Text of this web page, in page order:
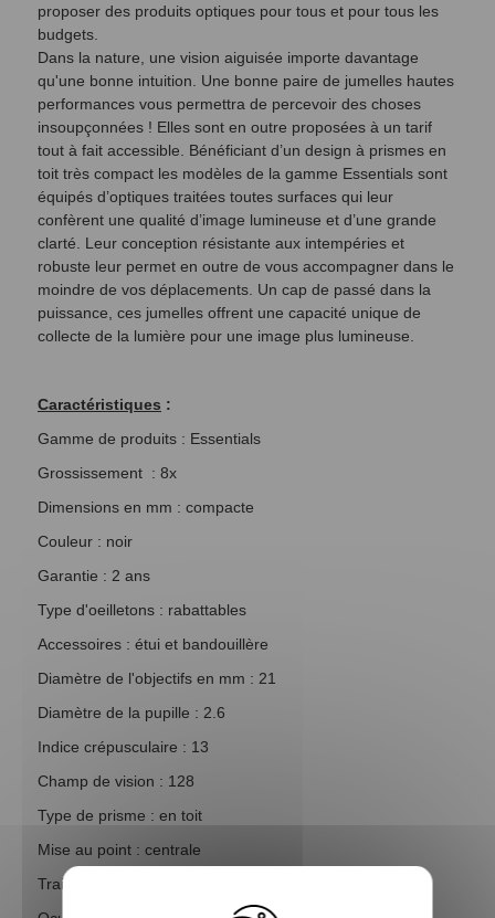
proposer des produits optiques pour tous et pour tous les
budgets.
Dans la nature, une vision aiguisée importe davantage
qu'une bonne intuition. Une bonne paire de jumelles hautes
performances vous permettra de percevoir des choses
insoupçonnées ! Elles sont en outre proposées à un tarif
tout à fait accessible. Bénéficiant d’un design à prismes en
toit très compact les modèles de la gamme Essentials sont
équipés d’optiques traitées toutes surfaces qui leur
confèrent une qualité d’image lumineuse et d’une grande
clarté. Leur conception résistante aux intempéries et
robuste leur permet en outre de vous accompagner dans le
moindre de vos déplacements. Un cap de passé dans la
puissance, ces jumelles offrent une capacité unique de
collecte de la lumière pour une image plus lumineuse.
Caractéristiques :
Gamme de produits : Essentials
Grossissement : 8x
Dimensions en mm : compacte
Couleur : noir
Garantie : 2 ans
Type d'oeilletons : rabattables
Accessoires : étui et bandouillère
Diamètre de l'objectifs en mm : 21
Diamètre de la pupille : 2.6
Indice crépusculaire : 13
Champ de vision : 128
Type de prisme : en toit
Mise au point : centrale
Traitement de la lentille : toutes surfaces